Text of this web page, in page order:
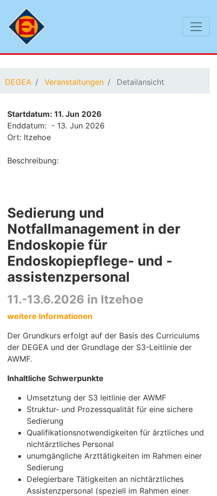
DEGEA Veranstaltungen Detailansicht
Startdatum: 11. Jun 2026
Enddatum: - 13. Jun 2026
Ort: Itzehoe
Beschreibung:
Sedierung und
Notfallmanagement in der
Endoskopie für
Endoskopiepflege- und -
assistenzpersonal
11.-13.6.2026 in Itzehoe
weitere Informationen
Der Grundkurs erfolgt auf der Basis des Curriculums
der DEGEA und der Grundlage der S3-Leitlinie der
AWMF.
Inhaltliche Schwerpunkte
Umsetztung der S3 leitlinie der AWMF
Struktur- und Prozessqualität für eine sichere
Sedierung
Qualifikationsnotwendigkeiten für ärztliches und
nichtärztliches Personal
unumgängliche Arzttätigkeiten im Rahmen einer
Sedierung
Delegierbare Tätigkeiten an nichtärztliches
Assistenzpersonal (speziell im Rahmen einer